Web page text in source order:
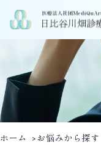
ホーム お悩みから探す